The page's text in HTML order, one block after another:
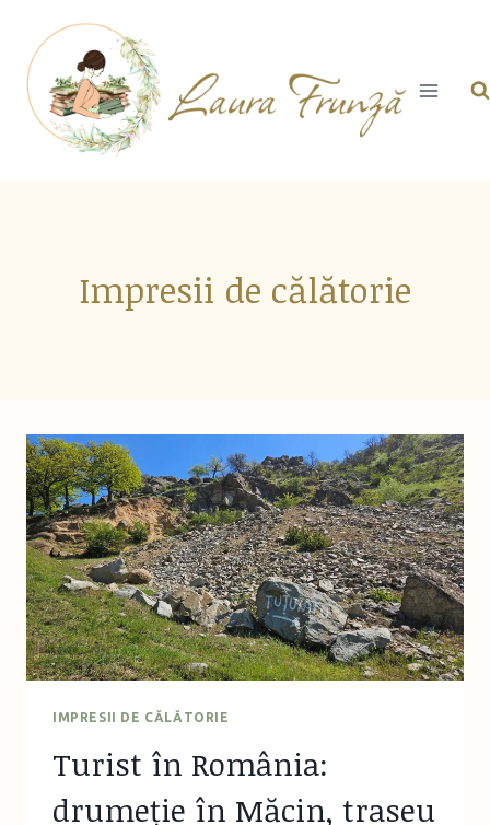
content
Impresii de călătorie
IMPRESII DE CĂLĂTORIE
Turist în România:
drumeție în Măcin, traseu